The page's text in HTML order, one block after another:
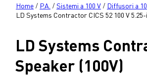
Home / P.A. /Sistemi a 100 V / Diffusori a
LD Systems Contractor CICS 52 100 V
LD Systems
Speaker (100V)